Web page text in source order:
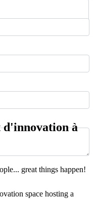
d'innovation à
great things happen!
space hosting a